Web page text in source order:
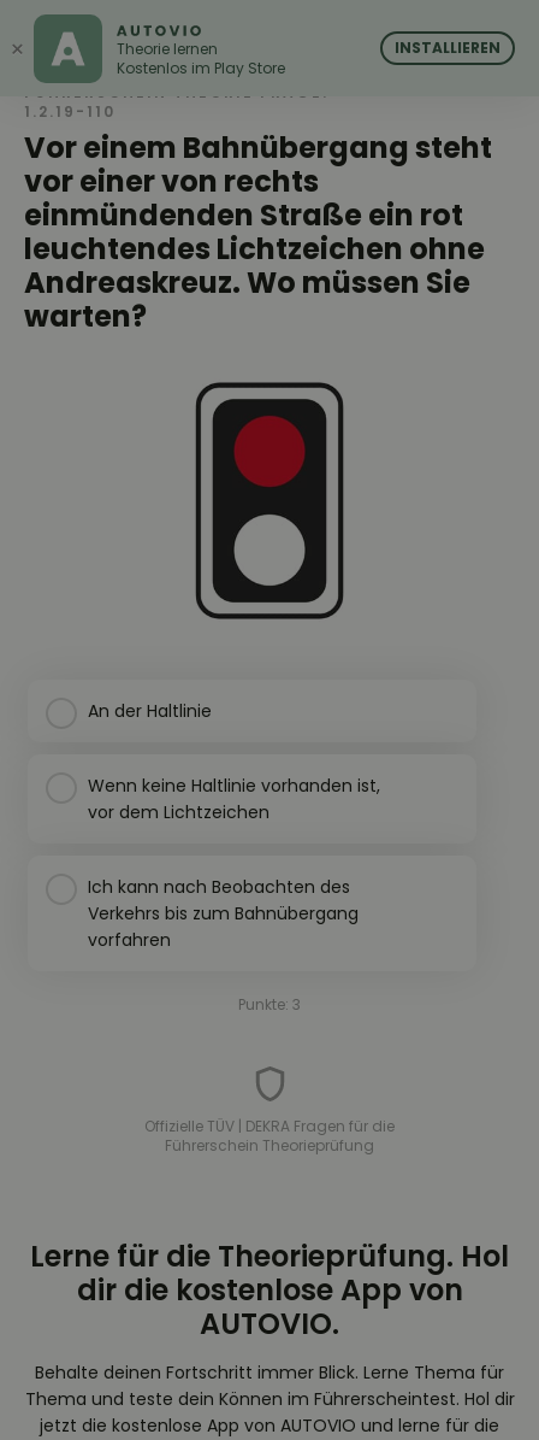
AUTOVIO
Vor einem Bahnübergang steht
vor einer von rechts
einmündenden Straße ein rot
leuchtendes Lichtzeichen ohne
Andreaskreuz. Wo müssen Sie
warten?
FÜHRERSCHEIN THEORIE FRAGE:
1.2.19-110
An der Haltlinie
Wenn keine Haltlinie vorhanden ist,
vor dem Lichtzeichen
Ich kann nach Beobachten des
Verkehrs bis zum Bahnübergang
vorfahren
Punkte: 3
Offizielle TÜV | DEKRA Fragen für die
Führerschein Theorieprüfung
Lerne für die Theorieprüfung. Hol
dir die kostenlose App von
AUTOVIO.
Behalte deinen Fortschritt immer Blick. Lerne Thema für
Thema und teste dein Können im Führerscheintest. Hol dir
jetzt die kostenlose App von AUTOVIO und lerne für die
× AUTOVIO
Theorie lernen
Kostenlos im Play Store
INSTALLIEREN